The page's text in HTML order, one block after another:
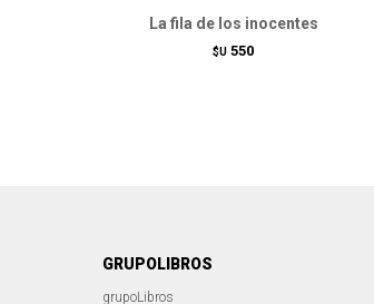
La fila de los inocentes
$U 550
GRUPOLIBROS
grupoLibros